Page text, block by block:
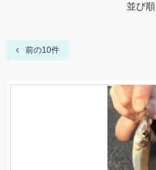
並び順
前の10件